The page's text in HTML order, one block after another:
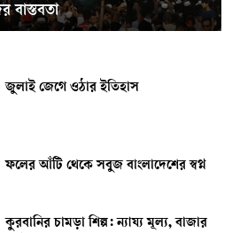
বাস্তবতা
জুলাই জেগে ওঠার ইতিহাস
ফলের আঁটি থেকে সবুজ বাংলাদেশের স্বপ্ন
কুরবানির চামড়া শিল্প: ন্যায্য মূল্য, বাজার